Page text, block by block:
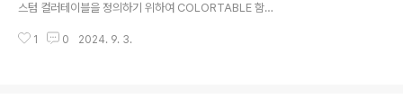
트 값은 256이라고 기술되어 있습니다. 이것이 어떤 의미
인지 예를 들어서 설명해보겠습니다. 다음과 같이 COLO
스텀 컬러테이블을 정의하기 위하여 COLORTABLE 함
게시물을 통하여 소개한 바 있습니다. 이 게시물에서는 컬
1 0 2024. 9. 3.